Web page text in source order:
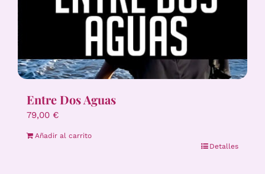
Entre Dos Aguas
79,00 €
Añadir al carrito
Detalles